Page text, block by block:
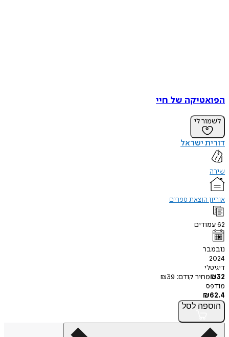
הפואטיקה של חיי
לשמור לי
דורית ישראל
שירה
אוריון הוצאת ספרים
62עמודים
נובמבר
2024
דיגיטלי
₪32 מחיר קודם: ₪39
מודפס
₪62.4
הוספה לסל